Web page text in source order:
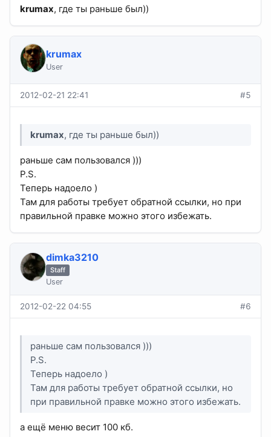
krumax, где ты раньше был))
krumax
User
2012-02-21 22:41 #5
krumax, где ты раньше был))
раньше сам пользовался )))
P.S.
Теперь надоело )
Там для работы требует обратной ссылки, но при
правильной правке можно этого избежать.
dimka3210
Staff
User
2012-02-22 04:55 #6
раньше сам пользовался )))
P.S.
Теперь надоело )
Там для работы требует обратной ссылки, но
при правильной правке можно этого избежать.
а ещё меню весит 100 кб.